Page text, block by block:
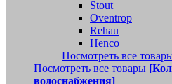
Stout
Oventrop
Rehau
Henco
Посмотреть все
Посмотреть все товары
водоснабжения]